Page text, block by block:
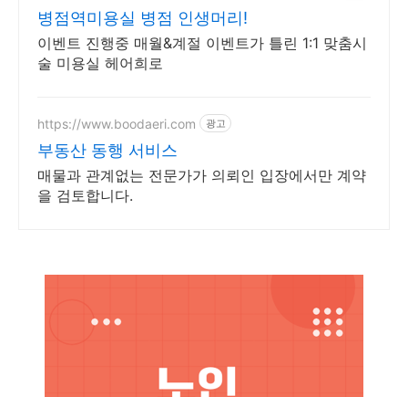
병점역미용실 병점 인생머리!
이벤트 진행중 매월&계절 이벤트가 틀린 1:1 맞춤시
술 미용실 헤어희로
https://www.boodaeri.com 광고
부동산 동행 서비스
매물과 관계없는 전문가가 의뢰인 입장에서만 계약
을 검토합니다.